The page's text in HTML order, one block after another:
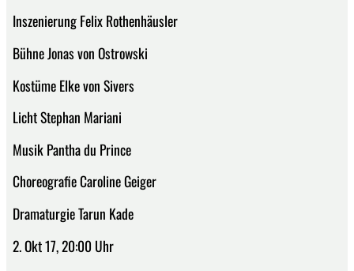
Inszenierung Felix Rothenhäusler
Bühne Jonas von Ostrowski
Kostüme Elke von Sivers
Licht Stephan Mariani
Musik Pantha du Prince
Choreografie Caroline Geiger
Dramaturgie Tarun Kade
2. Okt 17, 20:00 Uhr